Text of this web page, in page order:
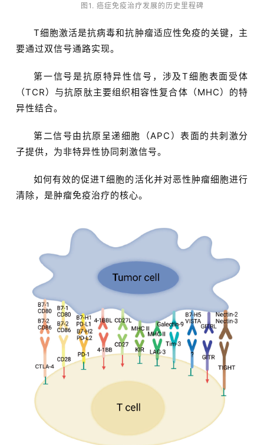
图1. 癌症免疫治疗发展的历史里程碑
T细胞激活是抗病毒和抗肿瘤适应性免疫的关键，主
要通过双信号通路实现。
第一信号是抗原特异性信号，涉及T细胞表面受体
（TCR）与抗原肽主要组织相容性复合体（MHC）的特
异性结合。
第二信号由抗原呈递细胞（APC）表面的共刺激分
子提供，为非特异性协同刺激信号。
如何有效的促进T细胞的活化并对恶性肿瘤细胞进行
清除，是肿瘤免疫治疗的核心。